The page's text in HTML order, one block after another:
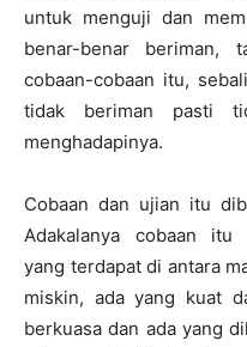
untuk menguji dan
benar-benar beriman,
cobaan-cobaan itu,
tidak beriman pasti
menghadapinya.
Cobaan dan ujian itu
Adakalanya cobaan itu
yang terdapat di antara
miskin, ada yang kuat
berkuasa dan ada yang